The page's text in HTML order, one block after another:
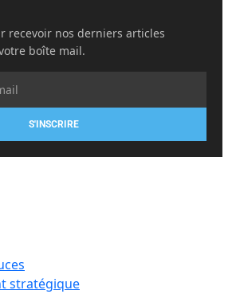
recevoir nos derniers articles
boîte mail.
S'INSCRIRE
stratégique